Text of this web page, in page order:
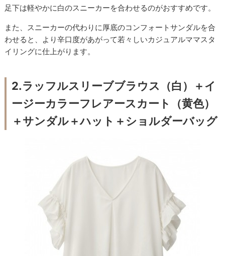
足下は軽やかに白のスニーカーを合わせるのがおすすめです。
また、スニーカーの代わりに厚底のコンフォートサンダルを合
わせると、より辛口度があがって若々しいカジュアルママスタ
イリングに仕上がります。
2.ラッフルスリーブブラウス（白）＋イ
ージーカラーフレアースカート（黄色）
＋サンダル＋ハット＋ショルダーバッグ